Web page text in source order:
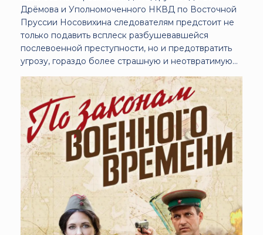
Дрёмова и Уполномоченного НКВД по Восточной
Пруссии Носовихина следователям предстоит не
только подавить всплеск разбушевавшейся
послевоенной преступности, но и предотвратить
угрозу, гораздо более страшную и неотвратимую…